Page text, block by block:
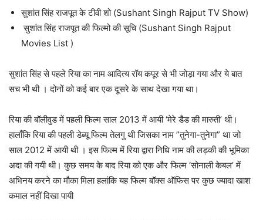
सुशांत सिंह राजपूत के टीवी शो (Sushant Singh Rajput TV Show)
सुशांत सिंह राजपूत की फिल्मो की सूचि (Sushant Singh Rajput
Movies List )
सुशांत सिंह से पहले रिया का नाम आदित्य रॉय कपूर से भी जोड़ा गया और ये बात
सच भी थी । दोनों को कई बार एक दूसरे के साथ देखा गया था।
रिया की बॉलीवुड में पहली फिल्म साल 2013 में आयी ‘मेरे डैड की मारुती’ थी।
हालाँकि रिया की पहली डेब्यू फिल्म तेलगु थी जिसका नाम ”तुनेगा-तुनेगा” था जो
साल 2012 में आयी थी । इस फिल्म में रिया द्वारा निधि नाम की लड़की की भूमिका
अदा की गयी थी। कुछ समय के बाद रिया को एक और फिल्म ‘सोनाली केबल’ में
अभिनय करने का मौका मिला हलांकि यह फिल्म बॉक्स ऑफिस पर कुछ ज्यादा खाश
कमाल नहीं दिखा पायी